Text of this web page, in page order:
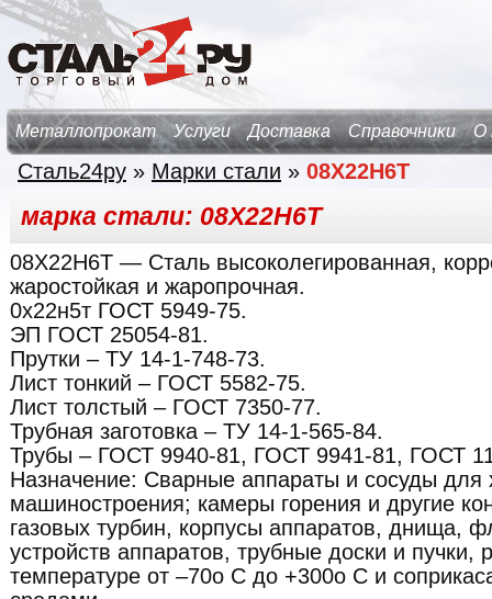
Металлопрокат Услуги Доставка Справочники О
Сталь24ру » Марки стали » 08Х22Н6Т
марка стали: 08Х22Н6Т
08Х22Н6Т — Сталь высоколегированная,
жаростойкая и жаропрочная.
0х22н5т ГОСТ 5949-75.
ЭП ГОСТ 25054-81.
Прутки – ТУ 14-1-748-73.
Лист тонкий – ГОСТ 5582-75.
Лист толстый – ГОСТ 7350-77.
Трубная заготовка – ТУ 14-1-565-84.
Трубы – ГОСТ 9940-81, ГОСТ 9941-81, ГОСТ
Назначение: Сварные аппараты и сосуды для
машиностроения; камеры горения и другие
газовых турбин, корпусы аппаратов, днища,
устройств аппаратов, трубные доски и
температуре от –70о С до +300о С и